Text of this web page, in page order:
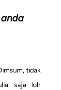
tidak
saja loh